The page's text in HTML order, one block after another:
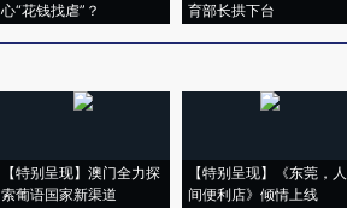
心“花钱找虐”？
育部长拱下台
【特别呈现】澳门全力探
索葡语国家新渠道
【特别呈现】《东莞，人
间便利店》倾情上线